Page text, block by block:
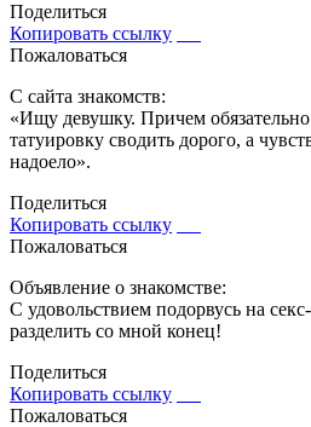
Поделиться
Копировать ссылку
Пожаловаться
С сайта знакомств:
«Ищу девушку. Причем
татуировку сводить дорого, а
надоело».
Поделиться
Копировать ссылку
Пожаловаться
Объявление о знакомстве:
С удовольствием подорвусь на
разделить со мной конец!
Поделиться
Копировать ссылку
Пожаловаться